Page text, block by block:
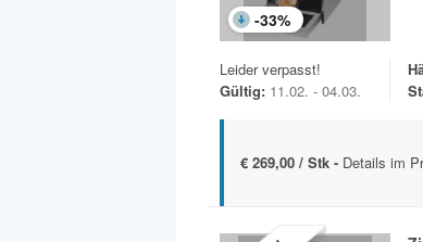
-33%
Leider verpasst!
Gültig: 11.02. - 04.03.
€ 269,00 / Stk - Details im